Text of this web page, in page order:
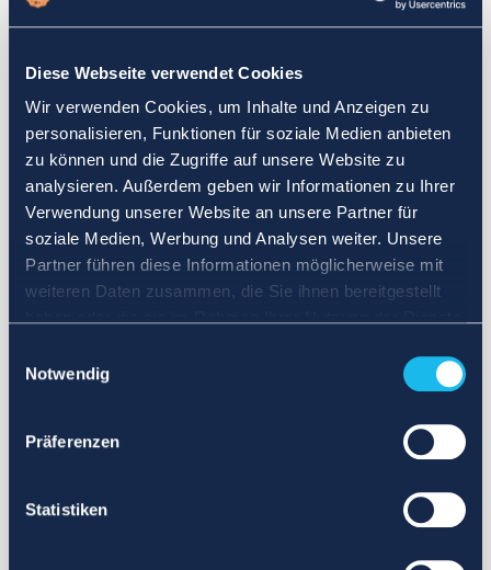
Diese Webseite verwendet Cookies
Wir verwenden Cookies, um Inhalte und Anzeigen zu
personalisieren, Funktionen für soziale Medien anbieten
zu können und die Zugriffe auf unsere Website zu
analysieren. Außerdem geben wir Informationen zu Ihrer
Verwendung unserer Website an unsere Partner für
soziale Medien, Werbung und Analysen weiter. Unsere
Partner führen diese Informationen möglicherweise mit
weiteren Daten zusammen, die Sie ihnen bereitgestellt
Notwendig
Präferenzen
Statistiken